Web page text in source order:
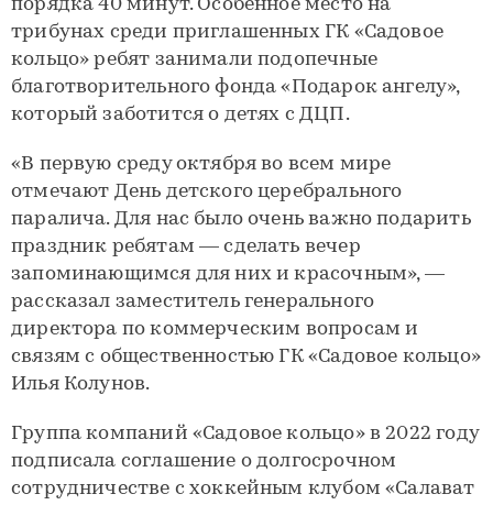
порядка 40 минут. Особенное место на
трибунах среди приглашенных ГК «Садовое
кольцо» ребят занимали подопечные
благотворительного фонда «Подарок ангелу»,
который заботится о детях с ДЦП.
«В первую среду октября во всем мире
отмечают День детского церебрального
паралича. Для нас было очень важно подарить
праздник ребятам — сделать вечер
запоминающимся для них и красочным», —
рассказал заместитель генерального
директора по коммерческим вопросам и
связям с общественностью ГК «Садовое кольцо»
Илья Колунов.
Группа компаний «Садовое кольцо» в 2022 году
подписала соглашение о долгосрочном
сотрудничестве с хоккейным клубом «Салават